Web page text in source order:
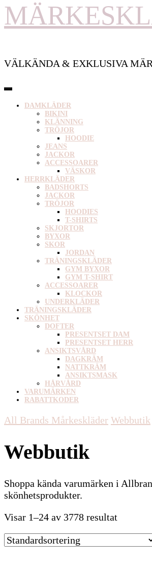
VÄLKÄNDA & EXKLUSIVA
DAMKLÄDER
BIKINI
KLÄNNING
TRÖJOR
HOODIE
JEANS
JACKOR
ACCESSOARER
VÄSKOR
HERRKLÄDER
BADSHORTS
JACKOR
TRÖJOR
HOODIES
T-SHIRTS
SKJORTOR
BYXOR
SKOR
JORDAN
TRÄNINGSKLÄDER
GYM BYXOR
GYM T-SHIRT
ACCESSOARER
KLOCKOR
UNDERKLÄDER
TRÄNINGSKLÄDER
SKÖNHET
DOFTER
PRESENTSET DAM
PRESENTSET HERR
ANSIKTSVÅRD
DAGKRÄM
NATTKRÄM
ANSIKTSMASK
HÅRVÅRD
VARUMÄRKEN
RABATTKODER
All Brands Mårkeskläder Webbutik
Webbutik
Shoppa kända varumärken i
skönhetsprodukter.
Visar 1–24 av 3778 resultat